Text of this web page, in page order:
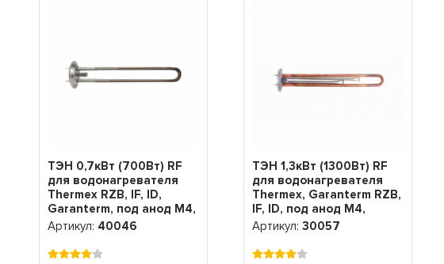
ТЭН 0,7кВт (700Вт) RF
для водонагревателя
Thermex RZB, IF, ID,
Garanterm, под анод М4,
нерж, 40046
Артикул: 40046
ТЭН 1,3кВт (1300Вт) RF
для водонагревателя
Thermex, Garanterm RZB,
IF, ID, под анод М4,
30057
Артикул:30057